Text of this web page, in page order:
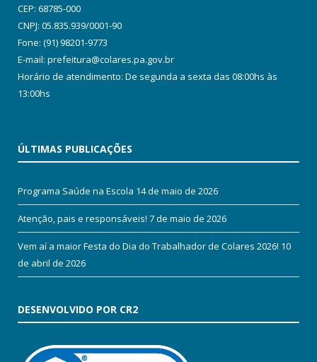
CEP: 68785-000
CNPJ: 05.835.939/0001-90
Fone: (91) 98201-9773
E-mail: prefeitura@colares.pa.gov.br
Horário de atendimento: De segunda a sexta das 08:00hs às
13:00hs
ÚLTIMAS PUBLICAÇÕES
Programa Saúde na Escola 14 de maio de 2026
Atenção, pais e responsáveis! 7 de maio de 2026
Vem aí a maior Festa do Dia do Trabalhador de Colares 2026! 10
de abril de 2026
DESENVOLVIDO POR CR2